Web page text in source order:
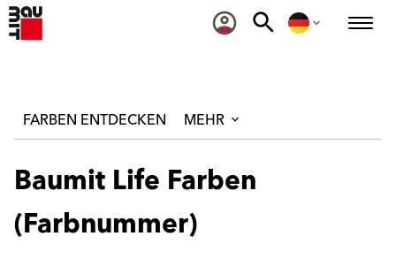
FARBEN ENTDECKEN MEHR
Baumit Life Farben
(Farbnummer)